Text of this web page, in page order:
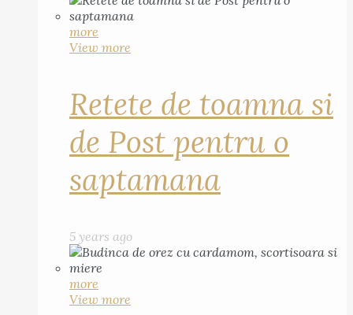
more
View more
Retete de toamna si
de Post pentru o
saptamana
5 years ago
more
View more